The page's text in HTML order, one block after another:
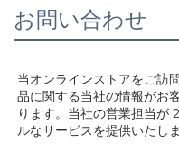
お問い合わせ
当オンラインストアをご訪
品に関する当社の情報がお
ります。当社の営業担当が
ルなサービスを提供いたし